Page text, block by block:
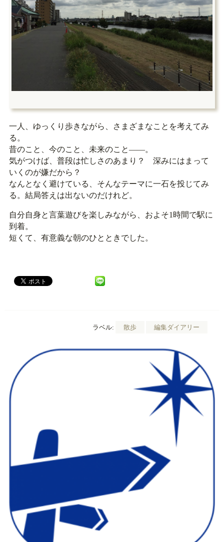
一人、ゆっくり歩きながら、さまざまなことを考えてみ
る。
昔のこと、今のこと、未来のこと――。
気がつけば、普段は忙しさのあまり？ 深みにはまって
いくのが嫌だから？
なんとなく避けている、そんなテーマに一石を投じてみ
る。結局答えは出ないのだけれど。
自分自身と言葉遊びを楽しみながら、およそ1時間で駅に
到着。
短くて、有意義な朝のひとときでした。
ラベル: 散歩 編集ダイアリー